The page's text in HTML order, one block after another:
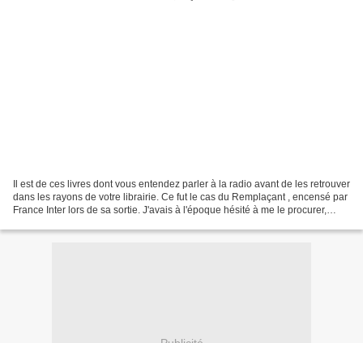
Il est de ces livres dont vous entendez parler à la radio avant de les retrouver
dans les rayons de votre librairie. Ce fut le cas du Remplaçant , encensé par
France Inter lors de sa sortie. J'avais à l'époque hésité à me le procurer,